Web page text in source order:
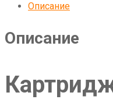
Описание
Описание